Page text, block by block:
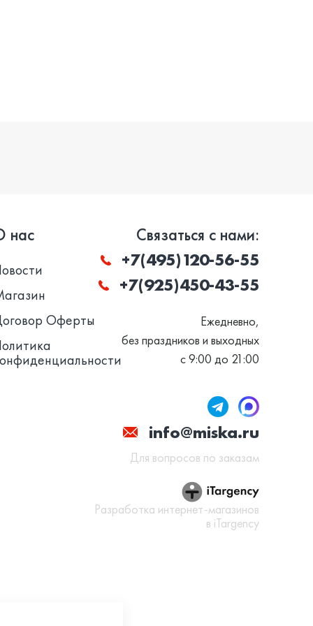
нас
Оферты
Связаться с нами:
+7(495)120-56-55
+7(925)450-43-55
Ежедневно,
без праздников и выходных
с 9:00 до 21:00
info@miska.ru
Для вопросов по заказам
Разработка интернет-магазинов
в iTargency